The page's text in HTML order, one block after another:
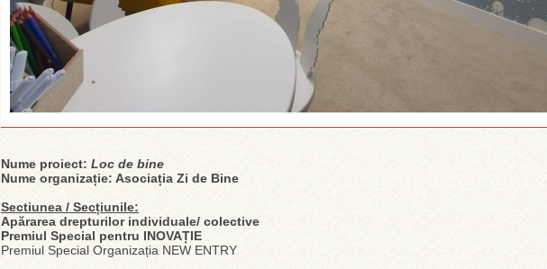
Nume proiect: Loc de bine
Nume organizație: Asociația Zi de Bine
Sectiunea / Secțiunile:
Apărarea drepturilor individuale/ colective
Premiul Special pentru INOVAȚIE
Premiul Special Organizația NEW ENTRY